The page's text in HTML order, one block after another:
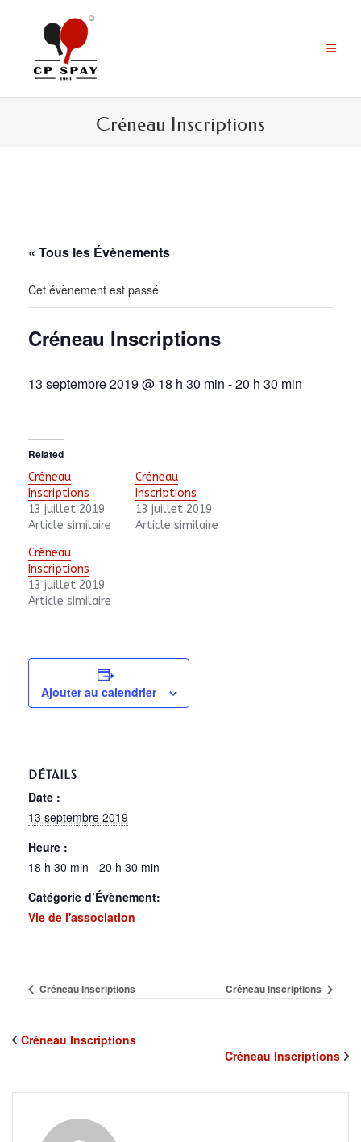
contenu
Créneau Inscriptions
« Tous les Évènements
Cet évènement est passé
Créneau Inscriptions
13 septembre 2019 @ 18 h 30 min -20 h 30 min
Related
Créneau
Inscriptions
13 juillet 2019
Article similaire
Créneau
Inscriptions
13 juillet 2019
Article similaire
Créneau
Inscriptions
13 juillet 2019
Article similaire
Ajouter au calendrier
DÉTAILS
Date :
13 septembre 2019
Heure :
18 h 30 min - 20 h 30 min
Catégorie d’Évènement:
Vie de l'association
Créneau Inscriptions Créneau Inscriptions
Créneau Inscriptions
Créneau Inscriptions